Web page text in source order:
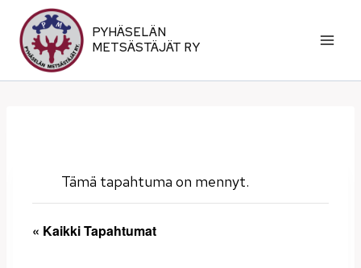
sisältöön
PYHÄSELÄN
METSÄSTÄJÄT RY
Tämä tapahtuma on mennyt.
« Kaikki Tapahtumat